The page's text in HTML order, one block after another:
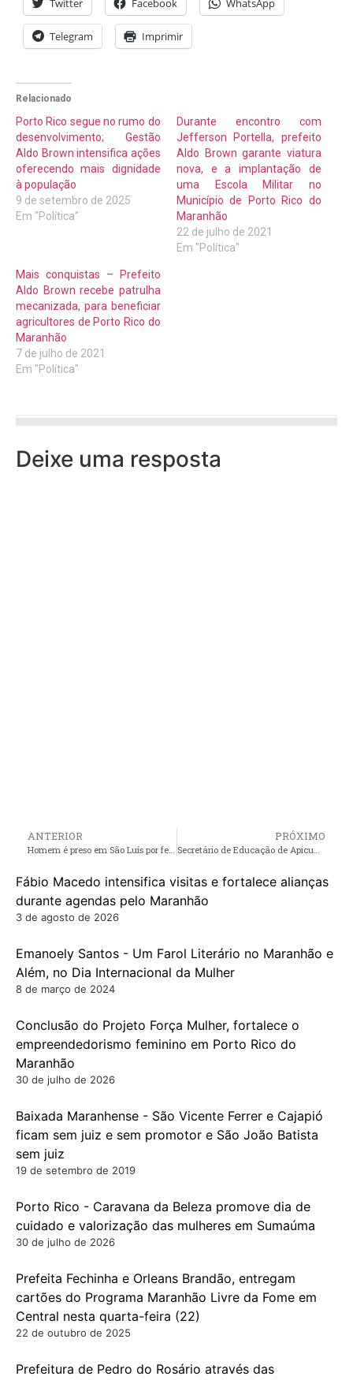
Twitter Facebook WhatsApp
Telegram Imprimir
Relacionado
Porto Rico segue no rumo do
desenvolvimento; Gestão
Aldo Brown intensifica ações
oferecendo mais dignidade
à população
9 de setembro de 2025
Em "Política"
Durante encontro com
Jefferson Portella, prefeito
Aldo Brown garante viatura
nova, e a implantação de
uma Escola Militar no
Município de Porto Rico do
Maranhão
22 de julho de 2021
Em "Política"
Mais conquistas – Prefeito
Aldo Brown recebe patrulha
mecanizada, para beneficiar
agricultores de Porto Rico do
Maranhão
7 de julho de 2021
Em "Política"
Deixe uma resposta
ANTERIOR
Homem é preso em São Luís por feminicídio em Pedro do Rosário e homicídio no Mato Grosso
PRÓXIMO
Secretário de Educação de Apicum-Açu, reúne equipe pedagógica para preparar início do ano letivo de 2025
Fábio Macedo intensifica visitas e fortalece alianças
durante agendas pelo Maranhão
3 de agosto de 2026
Emanoely Santos - Um Farol Literário no Maranhão e
Além, no Dia Internacional da Mulher
8 de março de 2024
Conclusão do Projeto Força Mulher, fortalece o
empreendedorismo feminino em Porto Rico do
Maranhão
30 de julho de 2026
Baixada Maranhense - São Vicente Ferrer e Cajapió
ficam sem juiz e sem promotor e São João Batista
sem juiz
19 de setembro de 2019
Porto Rico - Caravana da Beleza promove dia de
cuidado e valorização das mulheres em Sumaúma
30 de julho de 2026
Prefeita Fechinha e Orleans Brandão, entregam
cartões do Programa Maranhão Livre da Fome em
Central nesta quarta-feira (22)
22 de outubro de 2025
Prefeitura de Pedro do Rosário através das